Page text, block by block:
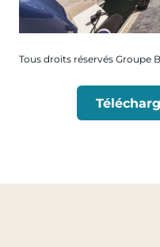
Tous droits réservés Groupe